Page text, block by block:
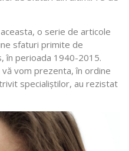
o serie de articole
sfaturi primite de
în perioada 1940-2015.
vom prezenta, în ordine
specialiștilor, au rezistat